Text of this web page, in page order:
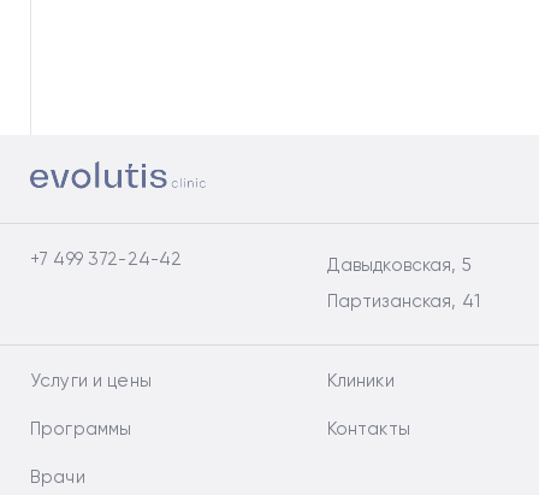
+7 499 372-24-42
Давыдковская, 5
Партизанская, 41
Услуги и цены
Программы
Врачи
Клиники
Контакты